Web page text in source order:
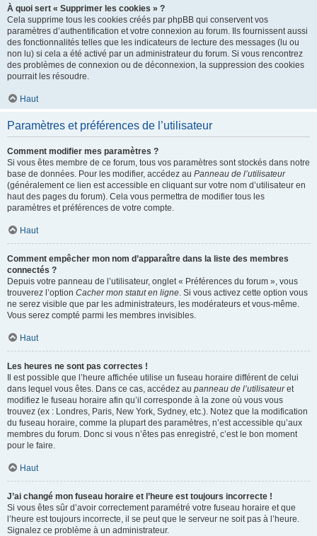
À quoi sert « Supprimer les cookies » ?
Cela supprime tous les cookies créés par phpBB qui conservent vos
paramètres d’authentification et votre connexion au forum. Ils fournissent aussi
des fonctionnalités telles que les indicateurs de lecture des messages (lu ou
non lu) si cela a été activé par un administrateur du forum. Si vous rencontrez
des problèmes de connexion ou de déconnexion, la suppression des cookies
pourrait les résoudre.
Haut
Paramètres et préférences de l’utilisateur
Comment modifier mes paramètres ?
Si vous êtes membre de ce forum, tous vos paramètres sont stockés dans notre
base de données. Pour les modifier, accédez au Panneau de l’utilisateur
(généralement ce lien est accessible en cliquant sur votre nom d’utilisateur en
haut des pages du forum). Cela vous permettra de modifier tous les
paramètres et préférences de votre compte.
Haut
Comment empêcher mon nom d’apparaître dans la liste des membres
connectés ?
Depuis votre panneau de l’utilisateur, onglet « Préférences du forum », vous
trouverez l’option Cacher mon statut en ligne. Si vous activez cette option vous
ne serez visible que par les administrateurs, les modérateurs et vous-même.
Vous serez compté parmi les membres invisibles.
Haut
Les heures ne sont pas correctes !
Il est possible que l’heure affichée utilise un fuseau horaire différent de celui
dans lequel vous êtes. Dans ce cas, accédez au panneau de l’utilisateuret
modifiez le fuseau horaire afin qu’il corresponde à la zone où vous vous
trouvez (ex : Londres, Paris, New York, Sydney, etc.). Notez que la modification
du fuseau horaire, comme la plupart des paramètres, n’est accessible qu’aux
membres du forum. Donc si vous n’êtes pas enregistré, c’est le bon moment
pour le faire.
Haut
J’ai changé mon fuseau horaire et l’heure est toujours incorrecte !
Si vous êtes sûr d’avoir correctement paramétré votre fuseau horaire et que
l’heure est toujours incorrecte, il se peut que le serveur ne soit pas à l’heure.
Signalez ce problème à un administrateur.